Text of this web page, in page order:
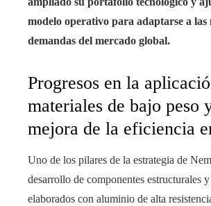
modelo operativo para adaptarse a las
demandas del mercado global.
Progresos en la
materiales de bajo peso
mejora de la eficiencia
Uno de los pilares de la estrategia de
desarrollo de componentes estructurales
elaborados con aluminio de alta